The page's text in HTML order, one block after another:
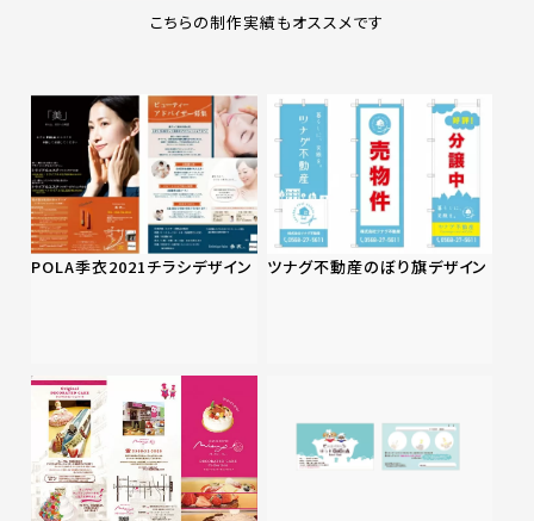
こちらの制作実績もオススメです
POLA季衣2021チラシデザイン ツナグ不動産のぼり旗デザイン